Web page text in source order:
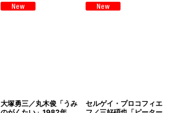
大塚勇三／丸木俊「うみ
セルゲイ・プロコフィエ